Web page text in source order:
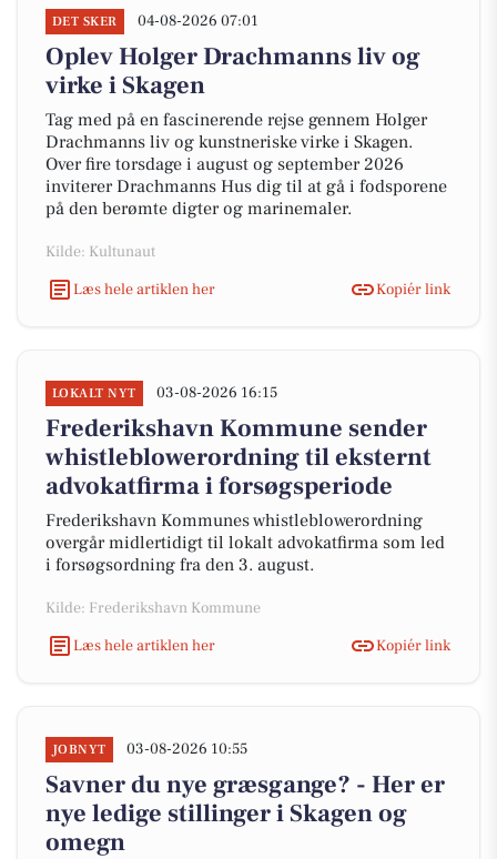
DET SKER 04-08-2026 07:01
Oplev Holger Drachmanns liv og
virke i Skagen
Tag med på en fascinerende rejse gennem Holger
Drachmanns liv og kunstneriske virke i Skagen.
Over fire torsdage i august og september 2026
inviterer Drachmanns Hus dig til at gå i fodsporene
på den berømte digter og marinemaler.
Kilde: Kultunaut
Læs hele artiklen her
Kopiér link
LOKALT NYT 03-08-2026 16:15
Frederikshavn Kommune sender
whistleblowerordning til eksternt
advokatfirma i forsøgsperiode
Frederikshavn Kommunes whistleblowerordning
overgår midlertidigt til lokalt advokatfirma som led
i forsøgsordning fra den 3. august.
Kilde: Frederikshavn Kommune
Læs hele artiklen her
Kopiér link
JOBNYT 03-08-2026 10:55
Savner du nye græsgange? - Her er
nye ledige stillinger i Skagen og
omegn